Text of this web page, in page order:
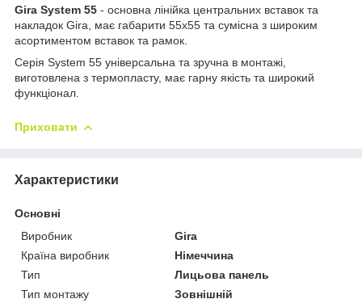
Gira System 55 - основна лінійка центральних вставок та
накладок Gira, має габарити 55х55 та сумісна з широким
асортиментом вставок та рамок.
Серія System 55 універсальна та зручна в монтажі,
виготовлена з термопласту, має гарну якість та широкий
функціонал.
Приховати
Характеристики
Основні
Виробник
Gira
Країна виробник
Німеччина
Тип
Лицьова панель
Тип монтажу
Зовнішній